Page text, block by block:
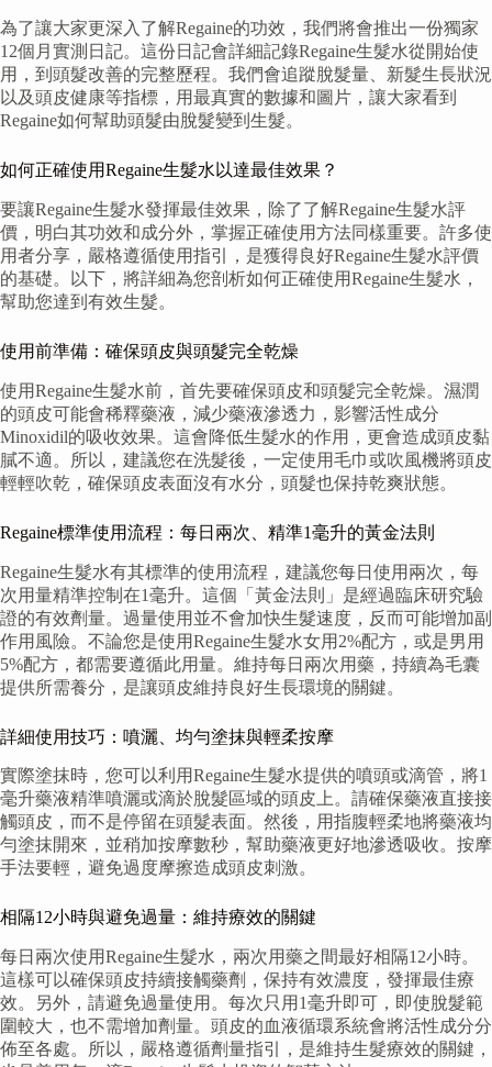
為了讓大家更深入了解Regaine的功效，我們將會推出一份獨家
12個月實測日記。這份日記會詳細記錄Regaine生髮水從開始使
用，到頭髮改善的完整歷程。我們會追蹤脫髮量、新髮生長狀況
以及頭皮健康等指標，用最真實的數據和圖片，讓大家看到
Regaine如何幫助頭髮由脫髮變到生髮。
如何正確使用Regaine生髮水以達最佳效果？
要讓Regaine生髮水發揮最佳效果，除了了解Regaine生髮水評
價，明白其功效和成分外，掌握正確使用方法同樣重要。許多使
用者分享，嚴格遵循使用指引，是獲得良好Regaine生髮水評價
的基礎。以下，將詳細為您剖析如何正確使用Regaine生髮水，
幫助您達到有效生髮。
使用前準備：確保頭皮與頭髮完全乾燥
使用Regaine生髮水前，首先要確保頭皮和頭髮完全乾燥。濕潤
的頭皮可能會稀釋藥液，減少藥液滲透力，影響活性成分
Minoxidil的吸收效果。這會降低生髮水的作用，更會造成頭皮黏
膩不適。所以，建議您在洗髮後，一定使用毛巾或吹風機將頭皮
輕輕吹乾，確保頭皮表面沒有水分，頭髮也保持乾爽狀態。
Regaine標準使用流程：每日兩次、精準1毫升的黃金法則
Regaine生髮水有其標準的使用流程，建議您每日使用兩次，每
次用量精準控制在1毫升。這個「黃金法則」是經過臨床研究驗
證的有效劑量。過量使用並不會加快生髮速度，反而可能增加副
作用風險。不論您是使用Regaine生髮水女用2%配方，或是男用
5%配方，都需要遵循此用量。維持每日兩次用藥，持續為毛囊
提供所需養分，是讓頭皮維持良好生長環境的關鍵。
詳細使用技巧：噴灑、均勻塗抹與輕柔按摩
實際塗抹時，您可以利用Regaine生髮水提供的噴頭或滴管，將1
毫升藥液精準噴灑或滴於脫髮區域的頭皮上。請確保藥液直接接
觸頭皮，而不是停留在頭髮表面。然後，用指腹輕柔地將藥液均
勻塗抹開來，並稍加按摩數秒，幫助藥液更好地滲透吸收。按摩
手法要輕，避免過度摩擦造成頭皮刺激。
相隔12小時與避免過量：維持療效的關鍵
每日兩次使用Regaine生髮水，兩次用藥之間最好相隔12小時。
這樣可以確保頭皮持續接觸藥劑，保持有效濃度，發揮最佳療
效。另外，請避免過量使用。每次只用1毫升即可，即使脫髮範
圍較大，也不需增加劑量。頭皮的血液循環系統會將活性成分分
佈至各處。所以，嚴格遵循劑量指引，是維持生髮療效的關鍵，